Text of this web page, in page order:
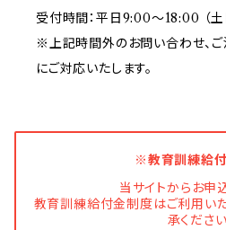
受付時間：平日9:00～18:00 （
※上記時間外のお問い合わせ、
にご対応いたします。
※教育訓練給
当サイトからお申
教育訓練給付金制度はご利用い
承ください